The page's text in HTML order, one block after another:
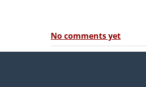
No comments yet